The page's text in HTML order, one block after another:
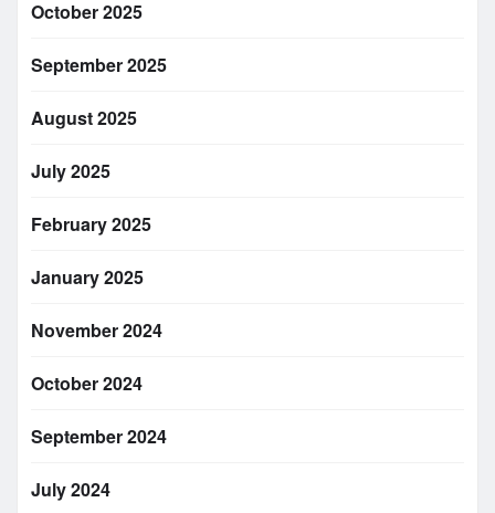
October 2025
September 2025
August 2025
July 2025
February 2025
January 2025
November 2024
October 2024
September 2024
July 2024